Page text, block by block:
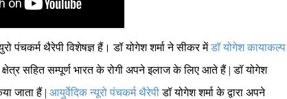
पंचकर्म थैरेपी विशेषज्ञ हैं। डॉ योगेश शर्मा ने सीकर मेंडॉ योगेश कायाकल्प
सहित सम्पूर्ण भारत के रोगी अपने इलाज के लिए आते हैं | डॉ योगेश
जाता हैं | आयुर्वेदिक न्यूरो पंचकर्म थैरेपीडॉ योगेश शर्मा के द्वारा अपने